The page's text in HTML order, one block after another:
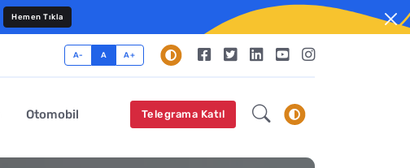
Hemen Tıkla
A- A A+
Otomobil Telegrama Katıl